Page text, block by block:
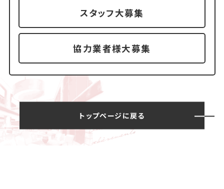
スタッフ大募集
協力業者様大募集
トップページに戻る